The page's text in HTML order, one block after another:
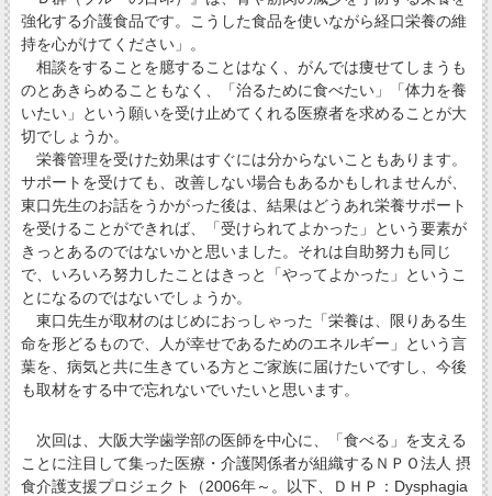
強化する介護食品です。こうした食品を使いながら経口栄養の維
持を心がけてください」。
相談をすることを臆することはなく、がんでは痩せてしまうも
のとあきらめることもなく、「治るために食べたい」「体力を養
いたい」という願いを受け止めてくれる医療者を求めることが大
切でしょうか。
栄養管理を受けた効果はすぐには分からないこともあります。
サポートを受けても、改善しない場合もあるかもしれませんが、
東口先生のお話をうかがった後は、結果はどうあれ栄養サポート
を受けることができれば、「受けられてよかった」という要素が
きっとあるのではないかと思いました。それは自助努力も同じ
で、いろいろ努力したことはきっと「やってよかった」というこ
とになるのではないでしょうか。
東口先生が取材のはじめにおっしゃった「栄養は、限りある生
命を形どるもので、人が幸せであるためのエネルギー」という言
葉を、病気と共に生きている方とご家族に届けたいですし、今後
も取材をする中で忘れないでいたいと思います。
次回は、大阪大学歯学部の医師を中心に、「食べる」を支える
ことに注目して集った医療・介護関係者が組織するＮＰＯ法人 摂
食介護支援プロジェクト（2006年～。以下、ＤＨＰ：Dysphagia